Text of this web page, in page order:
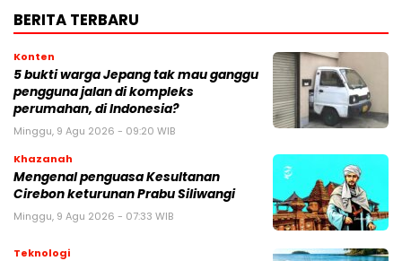
BERITA TERBARU
Konten
5 bukti warga Jepang tak mau ganggu
pengguna jalan di kompleks
perumahan, di Indonesia?
Minggu, 9 Agu 2026 - 09:20 WIB
Khazanah
Mengenal penguasa Kesultanan
Cirebon keturunan Prabu Siliwangi
Minggu, 9 Agu 2026 - 07:33 WIB
Teknologi